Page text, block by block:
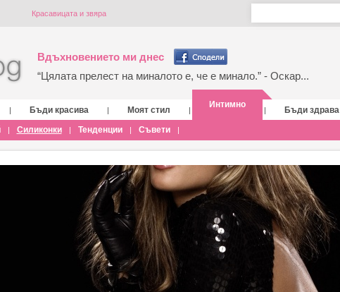
Красавицата и звяра
Вдъхновението ми днес
“Цялата прелест на миналото е, че е минало.” - Оскар...
| Бъди красива | Моят стил |
Интимно
| Бъди здрава
| Силиконки | Тенденции | Съвети |